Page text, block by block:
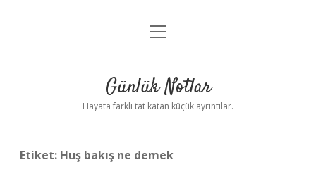
Anasayfa
Yasal Uyarı
menüyü
Günlük Notlar
Hayata farklı tat katan küçük ayrıntılar.
Etiket: Huş bakış ne demek